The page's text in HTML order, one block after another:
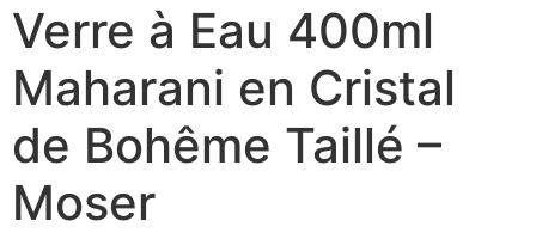
Verre à Eau 400ml
Maharani en Cristal
de Bohême Taillé –
Moser